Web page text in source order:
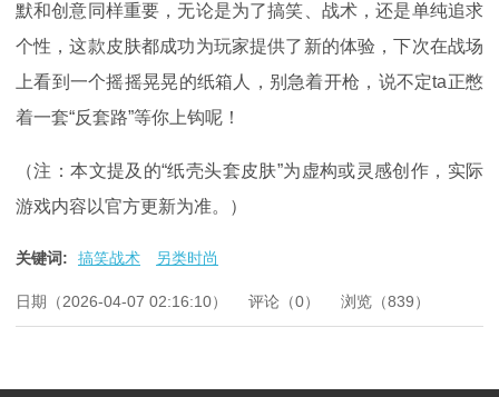
默和创意同样重要，无论是为了搞笑、战术，还是单纯追求
个性，这款皮肤都成功为玩家提供了新的体验，下次在战场
上看到一个摇摇晃晃的纸箱人，别急着开枪，说不定ta正憋
着一套“反套路”等你上钩呢！
（注：本文提及的“纸壳头套皮肤”为虚构或灵感创作，实际
游戏内容以官方更新为准。）
关键词: 搞笑战术 另类时尚
日期（2026-04-07 02:16:10） 评论（0） 浏览（839）